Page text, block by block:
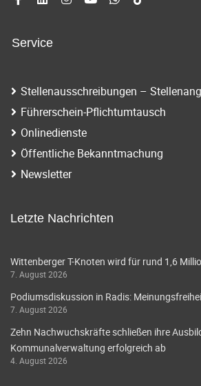
Service
Stellenausschreibungen –
Führerschein-Pflichtumtausch
Onlinedienste
Öffentliche Bekanntmachung
Newsletter
Letzte Nachrichten
Wittenberger T-Knoten wird für rund 1,6
7. August 2026
Podiumsdiskussion in Radis:
7. August 2026
Zehn Nachwuchskräfte schließen ihre
Kommunalverwaltung erfolgreich ab
4. August 2026